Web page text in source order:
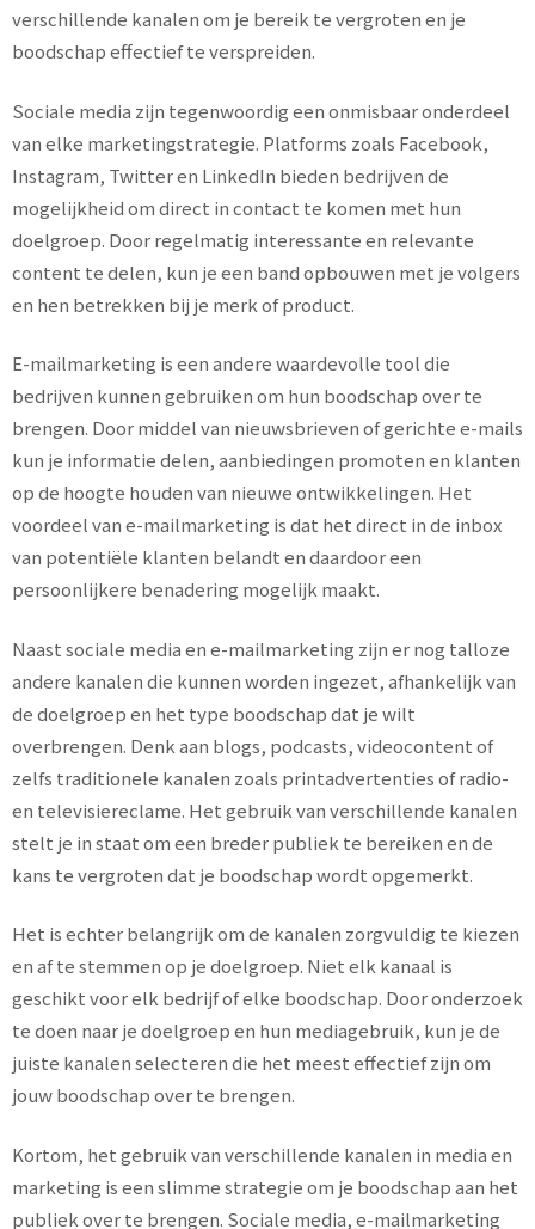
verschillende kanalen om je bereik te vergroten en je
boodschap effectief te verspreiden.
Sociale media zijn tegenwoordig een onmisbaar onderdeel
van elke marketingstrategie. Platforms zoals Facebook,
Instagram, Twitter en LinkedIn bieden bedrijven de
mogelijkheid om direct in contact te komen met hun
doelgroep. Door regelmatig interessante en relevante
content te delen, kun je een band opbouwen met je volgers
en hen betrekken bij je merk of product.
E-mailmarketing is een andere waardevolle tool die
bedrijven kunnen gebruiken om hun boodschap over te
brengen. Door middel van nieuwsbrieven of gerichte e-mails
kun je informatie delen, aanbiedingen promoten en klanten
op de hoogte houden van nieuwe ontwikkelingen. Het
voordeel van e-mailmarketing is dat het direct in de inbox
van potentiële klanten belandt en daardoor een
persoonlijkere benadering mogelijk maakt.
Naast sociale media en e-mailmarketing zijn er nog talloze
andere kanalen die kunnen worden ingezet, afhankelijk van
de doelgroep en het type boodschap dat je wilt
overbrengen. Denk aan blogs, podcasts, videocontent of
zelfs traditionele kanalen zoals printadvertenties of radio-
en televisiereclame. Het gebruik van verschillende kanalen
stelt je in staat om een breder publiek te bereiken en de
kans te vergroten dat je boodschap wordt opgemerkt.
Het is echter belangrijk om de kanalen zorgvuldig te kiezen
en af te stemmen op je doelgroep. Niet elk kanaal is
geschikt voor elk bedrijf of elke boodschap. Door onderzoek
te doen naar je doelgroep en hun mediagebruik, kun je de
juiste kanalen selecteren die het meest effectief zijn om
jouw boodschap over te brengen.
Kortom, het gebruik van verschillende kanalen in media en
marketing is een slimme strategie om je boodschap aan het
publiek over te brengen. Sociale media, e-mailmarketing